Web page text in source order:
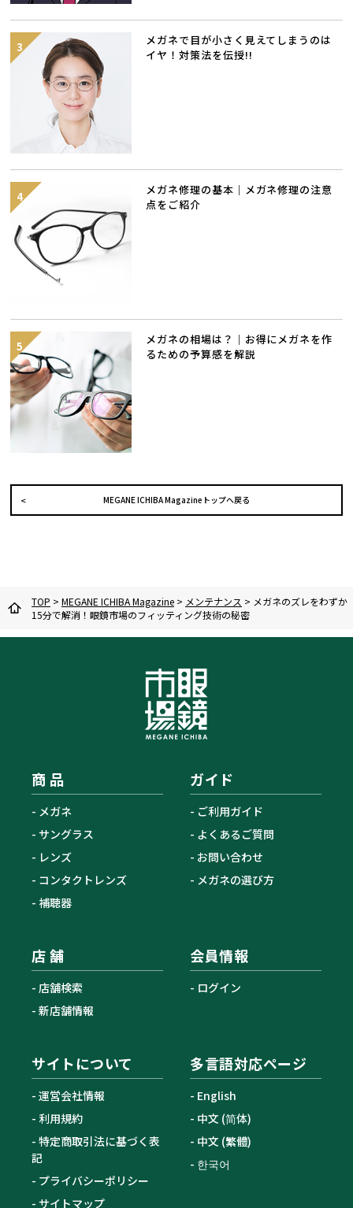
メガネで目が小さく見えてしまうのは
イヤ！対策法を伝授!!
メガネ修理の基本｜メガネ修理の注意
点をご紹介
メガネの相場は？｜お得にメガネを作
るための予算感を解説
MEGANE ICHIBA Magazineトップへ戻る
TOP > MEGANE ICHIBA Magazine > メンテナンス > メガネのズレをわずか
15分で解消！眼鏡市場のフィッティング技術の秘密
商 品
メガネ
サングラス
レンズ
コンタクトレンズ
補聴器
ガイド
ご利用ガイド
よくあるご質問
お問い合わせ
メガネの選び方
店 舗
店舗検索
新店舗情報
会員情報
ログイン
サイトについて
運営会社情報
利用規約
特定商取引法に基づく表
記
プライバシーポリシー
サイトマップ
多言語対応ページ
English
中文 (简体)
中文 (繁體)
한국어